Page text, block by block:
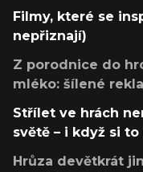
Filmy, které se
nepřiznají)
Z porodnice do
mléko: šílené
Střílet ve hrách
světě – i když si
Hrůza devětkrát